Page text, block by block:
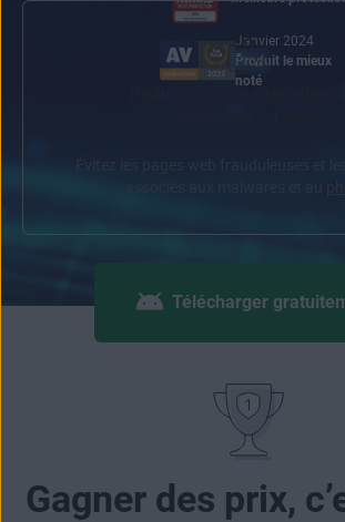
Janvier 2024
Produit le mieux
noté
Télécharger
Réduisez votre exposition
Gagner des prix,